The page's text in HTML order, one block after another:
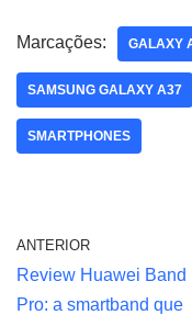
Marcações: GALAXY
SAMSUNG GALAXY A37
SMARTPHONES
ANTERIOR
Review Huawei Band
Pro: a smartband que